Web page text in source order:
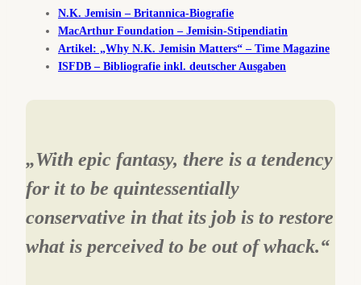
N.K. Jemisin – Britannica-Biografie
MacArthur Foundation – Jemisin-Stipendiatin
Artikel: „Why N.K. Jemisin Matters“ – Time Magazine
ISFDB – Bibliografie inkl. deutscher Ausgaben
„With epic fantasy, there is a tendency
for it to be quintessentially
conservative in that its job is to restore
what is perceived to be out of whack.“